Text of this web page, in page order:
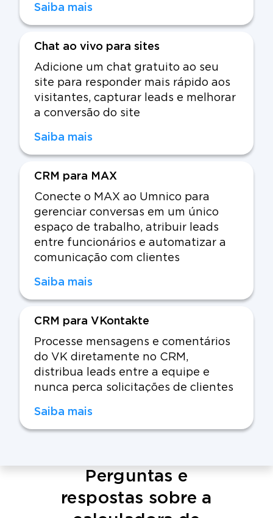
Saiba mais
Chat ao vivo para sites
Adicione um chat gratuito ao seu
site para responder mais rápido aos
visitantes, capturar leads e melhorar
a conversão do site
Saiba mais
CRM para MAX
Conecte o MAX ao Umnico para
gerenciar conversas em um único
espaço de trabalho, atribuir leads
entre funcionários e automatizar a
comunicação com clientes
Saiba mais
CRM para VKontakte
Processe mensagens e comentários
do VK diretamente no CRM,
distribua leads entre a equipe e
nunca perca solicitações de clientes
Saiba mais
Perguntas e
respostas sobre a